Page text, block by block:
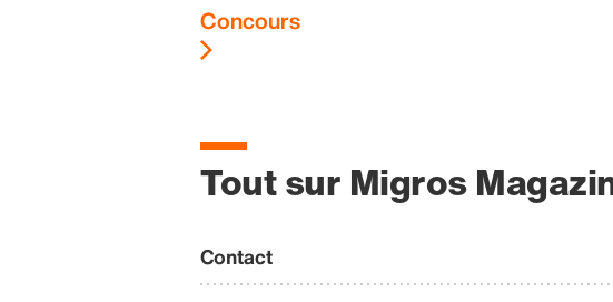
Concours
Tout sur Migros
Contact